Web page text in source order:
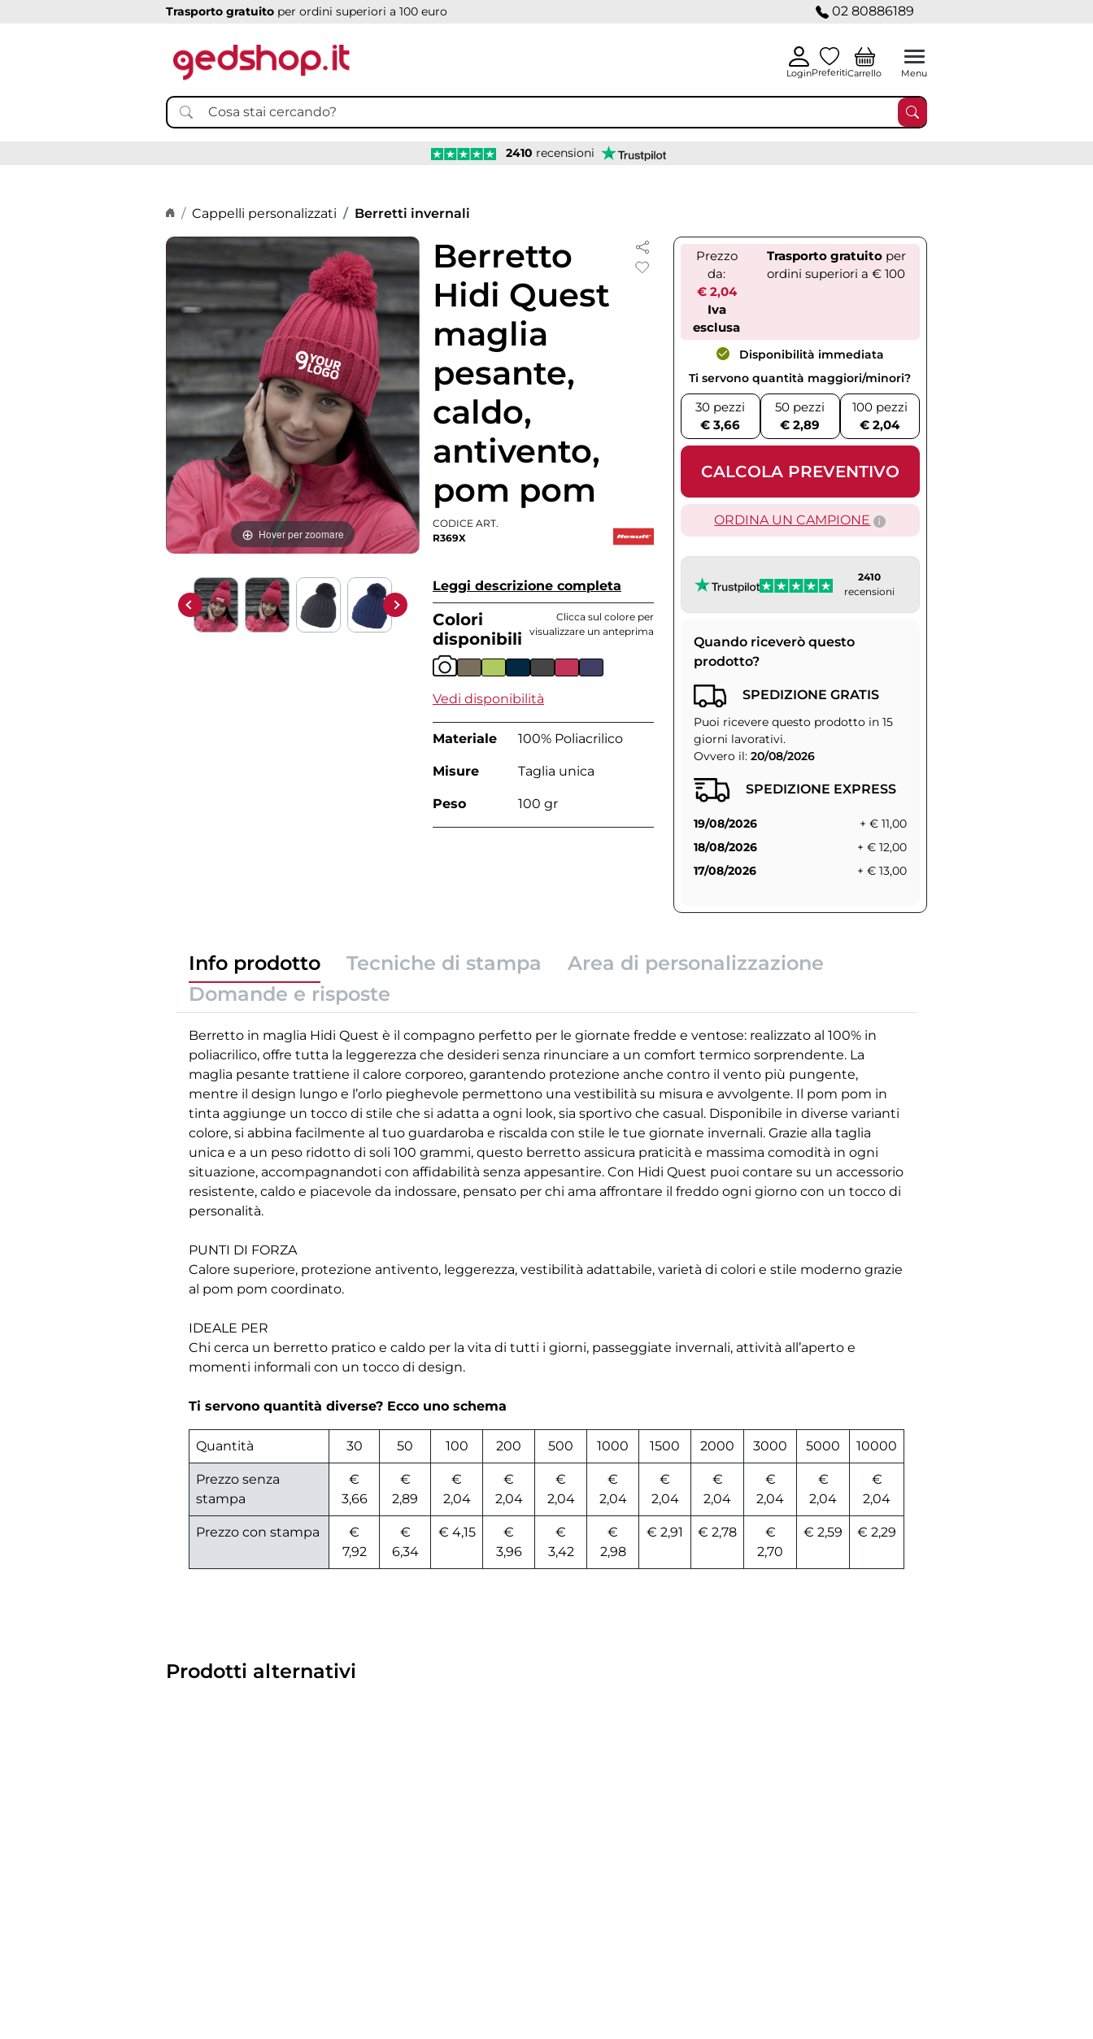
Trasporto gratuito per ordini superiori a 100 euro 02 80886189
LoginPreferitiCarrello Menu
2410 recensioni
Home page
Cappelli personalizzati Berretti invernali
Hover per zoomare
Berretto
Hidi Quest
maglia
pesante,
caldo,
antivento,
pom pom
CODICE ART.
R369X
Leggi descrizione completa
Colori
disponibili
Clicca sul colore per
visualizzare un anteprima
Vedi disponibilità
Materiale 100% Poliacrilico
Misure Taglia unica
Peso 100 gr
Prezzo
da:
€ 2,04
Iva
esclusa
Trasporto gratuitoper
ordini superiori a € 100
Disponibilità immediata
Ti servono quantità maggiori/minori?
30 pezzi
€ 3,66
50 pezzi
€ 2,89
100 pezzi
€ 2,04
CALCOLA PREVENTIVO
ORDINA UN CAMPIONE
2410
recensioni
Quando riceverò questo
prodotto?
SPEDIZIONE GRATIS
Puoi ricevere questo prodotto in 15
giorni lavorativi.
Ovvero il: 20/08/2026
SPEDIZIONE EXPRESS
19/08/2026
+ € 11,00
18/08/2026
+ € 12,00
17/08/2026
+ € 13,00
Info prodotto Tecniche di stampa
Area di personalizzazione
Domande e risposte
Berretto in maglia Hidi Quest è il compagno perfetto per le giornate fredde e ventose: realizzato al 100% in
poliacrilico, offre tutta la leggerezza che desideri senza rinunciare a un comfort termico sorprendente. La
maglia pesante trattiene il calore corporeo, garantendo protezione anche contro il vento più pungente,
mentre il design lungo e l’orlo pieghevole permettono una vestibilità su misura e avvolgente. Il pom pom in
tinta aggiunge un tocco di stile che si adatta a ogni look, sia sportivo che casual. Disponibile in diverse varianti
colore, si abbina facilmente al tuo guardaroba e riscalda con stile le tue giornate invernali. Grazie alla taglia
unica e a un peso ridotto di soli 100 grammi, questo berretto assicura praticità e massima comodità in ogni
situazione, accompagnandoti con affidabilità senza appesantire. Con Hidi Quest puoi contare su un accessorio
resistente, caldo e piacevole da indossare, pensato per chi ama affrontare il freddo ogni giorno con un tocco di
personalità.
PUNTI DI FORZA
Calore superiore, protezione antivento, leggerezza, vestibilità adattabile, varietà di colori e stile moderno grazie
al pom pom coordinato.
IDEALE PER
Chi cerca un berretto pratico e caldo per la vita di tutti i giorni, passeggiate invernali, attività all’aperto e
momenti informali con un tocco di design.
Ti servono quantità diverse? Ecco uno schema
Quantità 30 50 100 200 500 1000 1500 2000 3000 5000 10000
Prezzo senza
stampa
€
3,66
€
2,89
€
2,04
€
2,04
€
2,04
€
2,04
€
2,04
€
2,04
€
2,04
€
2,04
€
2,04
Prezzo con stampa
€
7,92
€
6,34
€ 4,15
€
3,96
€
3,42
€
2,98
€ 2,91 € 2,78
€
2,70
€ 2,59 € 2,29
Prodotti alternativi